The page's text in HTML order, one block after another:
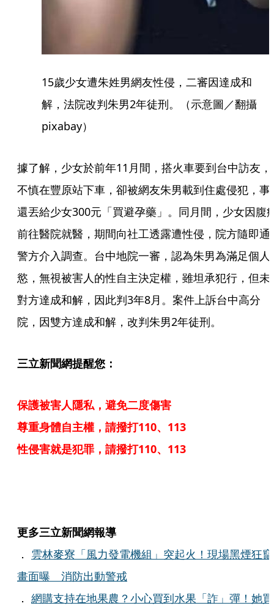
15歲少女遭朱姓男網友性侵，二審因達成和
解，法院改判朱男2年徒刑。（示意圖／翻攝
pixabay）
據了解，少女於前年11月間，搭火車要到台中訪友，
不慎在豐原站下車，卻被網友朱男載到住處侵犯，事
還丟給少女300元「買避孕藥」。同月間，少女因腹
前往醫院就醫，期間向社工透露遭性侵，院方隨即通
警方介入調查。台中地院一審，認為朱男為滿足個人
慾，無視被害人的性自主決定權，雖坦承犯行，但未
對方達成和解，因此判3年8月。案件上訴台中高分
院，因雙方達成和解，改判朱男2年徒刑。
三立新聞網提醒您：
保護被害人隱私，避免二度傷害
尊重身體自主權，請撥打110、113
性侵害就是犯罪，請撥打110、113
更多三立新聞網報導
． 雲林麥寮「風力發電機組」突起火！現場黑煙狂竄
畫面曝 消防出動警戒
． 網購支持在地果農？小心買到水果「詐」彈！她